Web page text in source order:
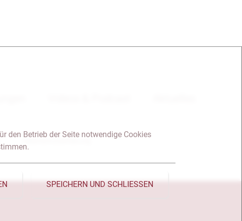
den Betrieb der Seite notwendige Cookies
SPEICHERN UND SCHLIESSEN